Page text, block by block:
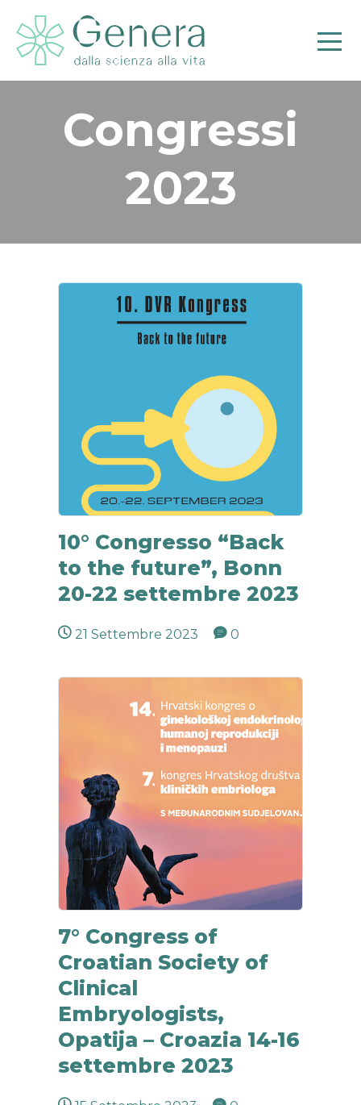
Congressi
2023
10° Congresso “Back
to the future”, Bonn
20-22 settembre 2023
21 Settembre 2023 0
7° Congress of
Croatian Society of
Clinical
Embryologists,
Opatija – Croazia 14-16
settembre 2023